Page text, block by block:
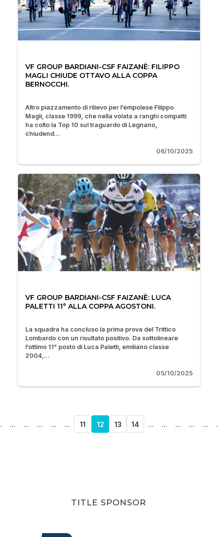
VF GROUP BARDIANI-CSF FAIZANÈ: FILIPPO
MAGLI CHIUDE OTTAVO ALLA COPPA
BERNOCCHI.
Altro piazzamento di rilievo per l’empolese Filippo
Magli, classe 1999, che nella volata a ranghi compatti
ha colto la Top 10 sul traguardo di Legnano,
chiudend...
06/10/2025
VF GROUP BARDIANI-CSF FAIZANÈ: LUCA
PALETTI 11° ALLA COPPA AGOSTONI.
La squadra ha concluso la prima prova del Trittico
Lombardo con un risultato positivo. Da sottolineare
l’ottimo 11° posto di Luca Paletti, emiliano classe
2004,...
05/10/2025
... ... ... ... ... 11 12 13 14 ... ... ... ... ...
TITLE SPONSOR